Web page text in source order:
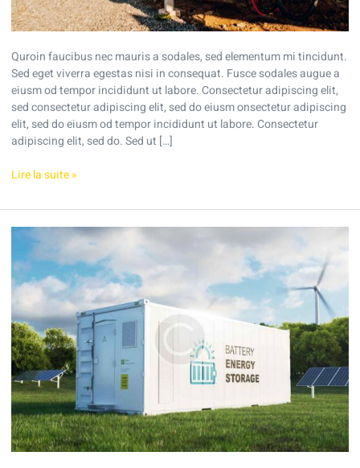
Quroin faucibus nec mauris a sodales, sed elementum mi tincidunt.
Sed eget viverra egestas nisi in consequat. Fusce sodales augue a
eiusm od tempor incididunt ut labore. Consectetur adipiscing elit,
sed consectetur adipiscing elit, sed do eiusm onsectetur adipiscing
elit, sed do eiusm od tempor incididunt ut labore. Consectetur
adipiscing elit, sed do. Sed ut […]
Lire la suite »
How
make
solar
work
for
any
home